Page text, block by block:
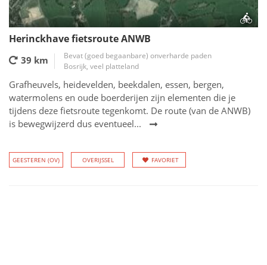
Herinckhave fietsroute ANWB
39 km
Bevat (goed begaanbare) onverharde paden
Bosrijk, veel platteland
Grafheuvels, heidevelden, beekdalen, essen, bergen,
watermolens en oude boerderijen zijn elementen die je
tijdens deze fietsroute tegenkomt. De route (van de ANWB)
is bewegwijzerd dus eventueel...
GEESTEREN (OV) OVERIJSSEL FAVORIET